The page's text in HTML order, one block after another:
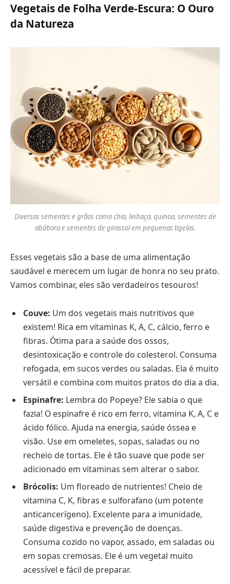
Vegetais de Folha Verde-Escura: O Ouro
da Natureza
Diversas sementes e grãos como chia, linhaça, quinoa, sementes de
abóbora e sementes de girassol em pequenas tigelas.
Esses vegetais são a base de uma alimentação
saudável e merecem um lugar de honra no seu prato.
Vamos combinar, eles são verdadeiros tesouros!
Couve: Um dos vegetais mais nutritivos que
existem! Rica em vitaminas K, A, C, cálcio, ferro e
fibras. Ótima para a saúde dos ossos,
desintoxicação e controle do colesterol. Consuma
refogada, em sucos verdes ou saladas. Ela é muito
versátil e combina com muitos pratos do dia a dia.
Espinafre: Lembra do Popeye? Ele sabia o que
fazia! O espinafre é rico em ferro, vitamina K, A, C e
ácido fólico. Ajuda na energia, saúde óssea e
visão. Use em omeletes, sopas, saladas ou no
recheio de tortas. Ele é tão suave que pode ser
adicionado em vitaminas sem alterar o sabor.
Brócolis: Um floreado de nutrientes! Cheio de
vitamina C, K, fibras e sulforafano (um potente
anticancerígeno). Excelente para a imunidade,
saúde digestiva e prevenção de doenças.
Consuma cozido no vapor, assado, em saladas ou
em sopas cremosas. Ele é um vegetal muito
acessível e fácil de preparar.